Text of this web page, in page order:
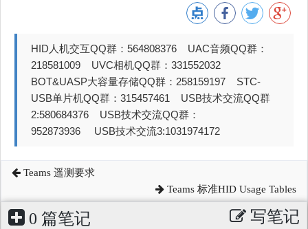
HID人机交互QQ群：564808376 UAC音频QQ群：
218581009 UVC相机QQ群：331552032
BOT&UASP大容量存储QQ群：258159197 STC-
USB单片机QQ群：315457461 USB技术交流QQ群
2:580684376 USB技术交流QQ群：
952873936 USB技术交流3:1031974172
Teams 遥测要求
Teams 标准HID Usage Tables
0 篇笔记 写笔记